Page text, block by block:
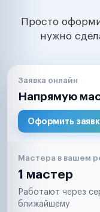
Просто
нужно
Заявка онлайн
Напрямую
Оформить
Мастера в вашем
1 мастер
Работают через
ближайшему